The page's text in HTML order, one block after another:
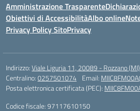
Amministrazione Trasparente
Obiettivi di AccessibilitàAlbo online
Privacy Policy SitoPrivacy
Indirizzo:Viale Liguria 11, 20089 - Rozzano (MI)
Centralino:0257501074 Email:
Posta elettronica certificata (PEC):
Codice fiscale: 97117610150